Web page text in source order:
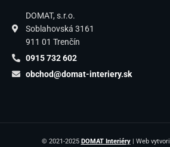
DOMAT, s.r.o.
Soblahovská 3161
911 01 Trenčín
0915 732 602
obchod@domat-interiery.sk
© 2021-2025 DOMAT Interiéry| Web vytvoril